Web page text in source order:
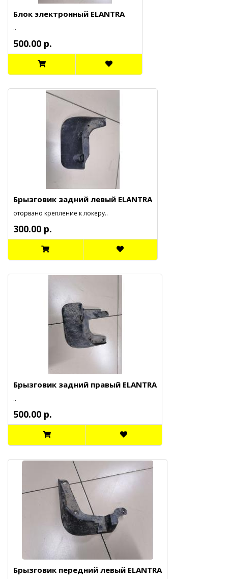
Блок электронный ELANTRA
..
500.00 р.
Брызговик задний левый ELANTRA
оторвано крепление к локеру..
300.00 р.
Брызговик задний правый ELANTRA
..
500.00 р.
Брызговик передний левый ELANTRA